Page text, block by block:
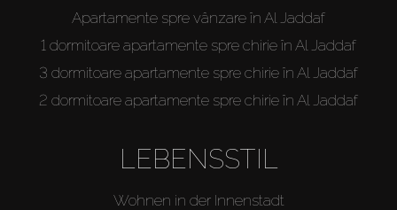
Apartamente spre vânzare în Al Jaddaf
1 dormitoare apartamente spre chirie în Al Jaddaf
3 dormitoare apartamente spre chirie în Al Jaddaf
2 dormitoare apartamente spre chirie în Al Jaddaf
LEBENSSTIL
Wohnen in der Innenstadt